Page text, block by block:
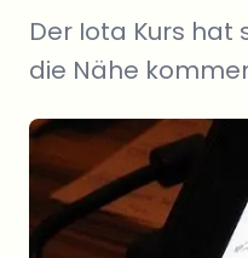
Der Iota Kurs hat
die Nähe